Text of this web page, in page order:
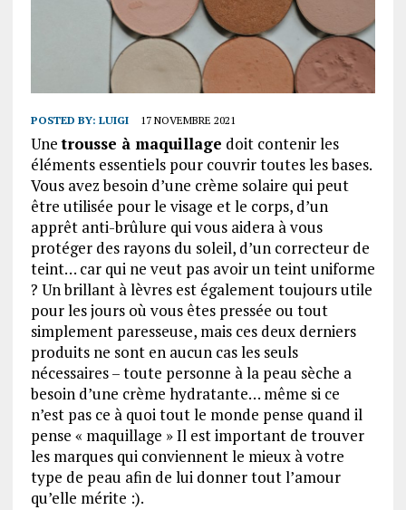
POSTED BY: LUIGI 17 NOVEMBRE 2021
Unetrousse à maquillage doit contenir les
éléments essentiels pour couvrir toutes les bases.
Vous avez besoin d’une crème solaire qui peut
être utilisée pour le visage et le corps, d’un
apprêt anti-brûlure qui vous aidera à vous
protéger des rayons du soleil, d’un correcteur de
teint… car qui ne veut pas avoir un teint uniforme
? Un brillant à lèvres est également toujours utile
pour les jours où vous êtes pressée ou tout
simplement paresseuse, mais ces deux derniers
produits ne sont en aucun cas les seuls
nécessaires – toute personne à la peau sèche a
besoin d’une crème hydratante… même si ce
n’est pas ce à quoi tout le monde pense quand il
pense « maquillage » Il est important de trouver
les marques qui conviennent le mieux à votre
type de peau afin de lui donner tout l’amour
qu’elle mérite :).